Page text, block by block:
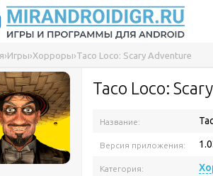
›Игры›Хорроры›Taco Loco: Scary Adventure
Taco Loco:
Название:
Версия приложения:
Категория: